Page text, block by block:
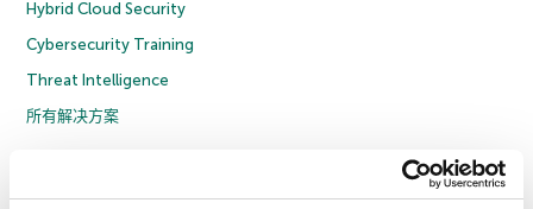
Hybrid Cloud Security
Cybersecurity Training
Threat Intelligence
所有解决方案
隐私策略